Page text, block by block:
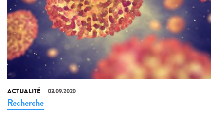
ACTUALITÉ 03.09.2020
Recherche